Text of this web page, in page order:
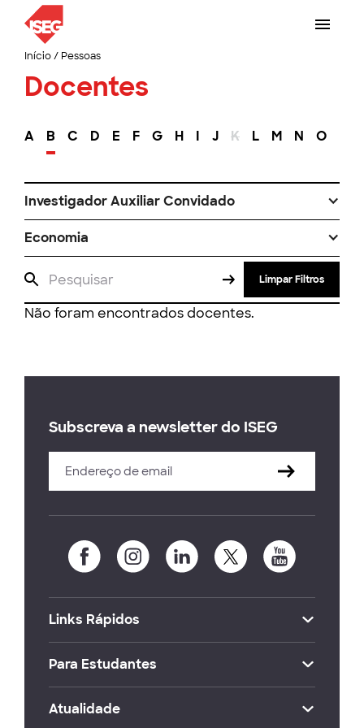
Início/ Pessoas
Docentes
A B C D E F G H I J K L M N O
Investigador Auxiliar Convidado
Economia
Limpar Filtros
Não foram encontrados docentes.
Subscreva a newsletter do ISEG
Links Rápidos
Para Estudantes
Atualidade